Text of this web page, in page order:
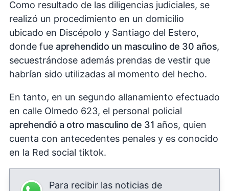
Como resultado de las diligencias judiciales, se
realizó un procedimiento en un domicilio
ubicado en Discépolo y Santiago del Estero,
donde fue aprehendido un masculino de 30 años,
secuestrándose además prendas de vestir que
habrían sido utilizadas al momento del hecho.
En tanto, en un segundo allanamiento efectuado
en calle Olmedo 623, el personal policial
aprehendió a otro masculino de 31 años, quien
cuenta con antecedentes penales y es conocido
en la Red social tiktok.
Para recibir las noticias de